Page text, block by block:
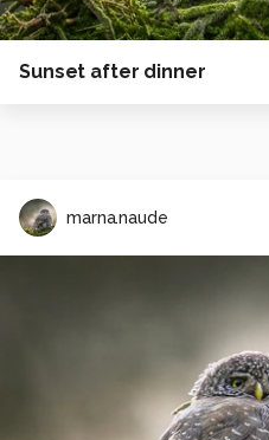
Sunset after dinner
marna.naude